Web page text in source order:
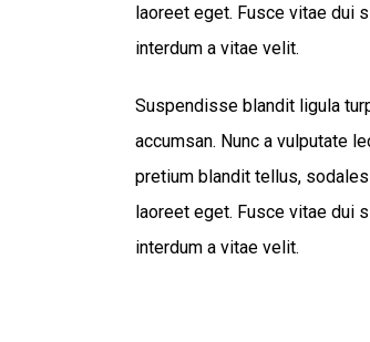
laoreet eget. Fusce vitae dui
interdum a vitae velit.
Suspendisse blandit ligula
accumsan. Nunc a vulputate
pretium blandit tellus,
laoreet eget. Fusce vitae dui
interdum a vitae velit.